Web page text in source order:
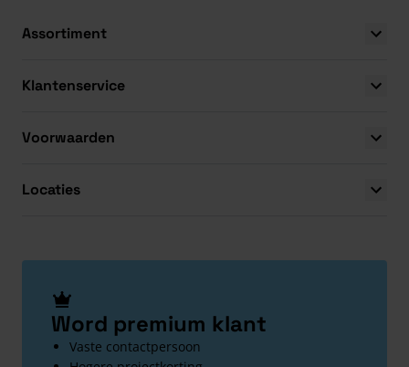
Assortiment
Klantenservice
Voorwaarden
Locaties
Word premium klant
Vaste contactpersoon